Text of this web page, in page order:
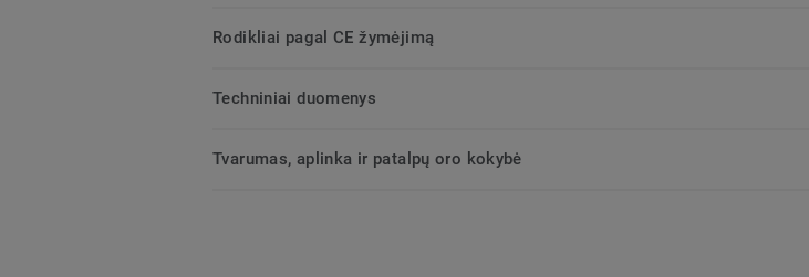
Rodikliai pagal CE žymėjimą
Techniniai duomenys
Tvarumas, aplinka ir patalpų oro kokybė